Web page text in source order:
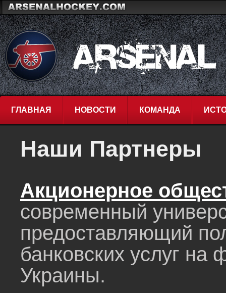
ГЛАВНАЯ НОВОСТИ КОМАНДА
Наши Партнеры
Aкционерное
современный
предоставляющий
банковских услуг
Украины.